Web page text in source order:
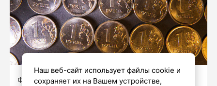
Фото: Роман Пименов/«Петербургский
Наш веб-сайт использует файлы cookie и
сохраняет их на Вашем устройстве,